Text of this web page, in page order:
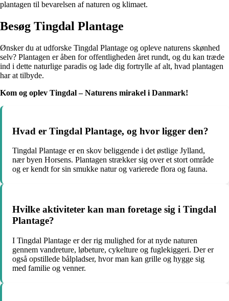
plantagen til bevarelsen af naturen og klimaet.
Besøg Tingdal Plantage
Ønsker du at udforske Tingdal Plantage og opleve naturens skønhed
selv? Plantagen er åben for offentligheden året rundt, og du kan træde
ind i dette naturlige paradis og lade dig fortrylle af alt, hvad plantagen
har at tilbyde.
Kom og oplev Tingdal – Naturens mirakel i Danmark!
Hvad er Tingdal Plantage, og hvor ligger den?
Tingdal Plantage er en skov beliggende i det østlige Jylland,
nær byen Horsens. Plantagen strækker sig over et stort område
og er kendt for sin smukke natur og varierede flora og fauna.
Hvilke aktiviteter kan man foretage sig i Tingdal
Plantage?
I Tingdal Plantage er der rig mulighed for at nyde naturen
gennem vandreture, løbeture, cykelture og fuglekiggeri. Der er
også opstillede bålpladser, hvor man kan grille og hygge sig
med familie og venner.